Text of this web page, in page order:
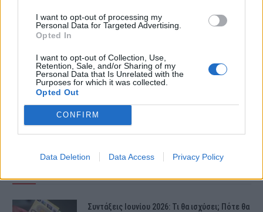
I want to opt-out of processing my
Personal Data for Targeted Advertising.
Opted In
I want to opt-out of Collection, Use,
Retention, Sale, and/or Sharing of my
Personal Data that Is Unrelated with the
Purposes for which it was collected.
Opted Out
CONFIRM
Data Deletion Data Access Privacy Policy
αγωνίας αναφερόταν στο προσωπικό
δράμα που αντιμετώπιζε, μην
μπορώντας πολλές φορές να κρατηθεί
όρθια στα πόδια της.
Συντάξεις Ιουνίου 2026: Τι θα ισχύσει; Πότε θα